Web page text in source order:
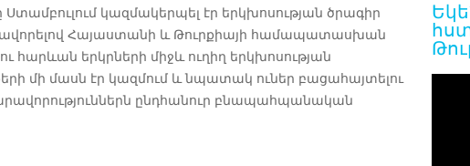
կազմակերպել էր երկխոսության ծրագիր
Հայաստանի և Թուրքիայի համապատասխան
հարևան երկրների միջև ուղիղ երկխոսության
մի մասն էր կազմում և նպատակ ուներ բացահայտելու
ընդհանուր բնապահպանական